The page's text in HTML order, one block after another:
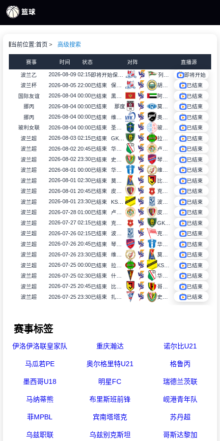
播
闻
当前位置:首页 高级搜索
赛事 时间 状态 对阵 直播源
波兰乙 2026-08-09 02:15即将开始 保德比斯基
即将开始
波兰杯
2026-08-05 22:00已结束
已结束
国际友谊
2026-08-04 00:00已结束
已结束
挪丙
2026-08-04 00:00已结束 那度
已结束
挪丙
2026-08-04 00:00已结束
已结束
玻利女联
2026-08-04 00:00已结束
已结束
波兰超
2026-08-03 02:15已结束
已结束
波兰超
2026-08-02 20:45已结束
已结束
波兰超
2026-08-02 23:30已结束
已结束
波兰超
2026-08-01 00:00已结束
已结束
波兰超
2026-08-01 02:30已结束
已结束
波兰超
2026-08-01 20:45已结束
已结束
波兰超
2026-08-01 23:30已结束
已结束
波兰超
2026-07-28 01:00已结束
已结束
波兰超
2026-07-27 02:15已结束
已结束
波兰超
2026-07-26 02:15已结束
已结束
波兰超
2026-07-26 20:45已结束
已结束
波兰超
2026-07-26 23:30已结束
已结束
波兰超
2026-07-25 00:00已结束
已结束
波兰超
2026-07-25 02:30已结束
已结束
波兰超
2026-07-25 20:45已结束
已结束
波兰超
2026-07-25 23:30已结束 已结束
赛事标签
伊洛伊洛联皇家队 重庆瀚达 诺尔比U21
马瓜若PE 奥尔格里特U21 格鲁丙
墨西哥U18 明星FC 瑞德兰茨联
马纳蒂熊 布里斯班前锋 岘港青年队
菲MPBL 宾南塔塔克 苏丹超
乌兹职联 乌兹别克斯坦 哥斯达黎加